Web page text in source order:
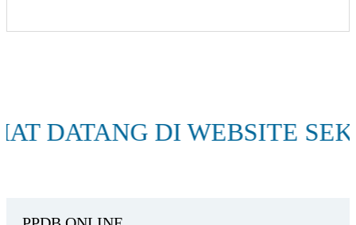
DI WEBSITE SEKOLAH